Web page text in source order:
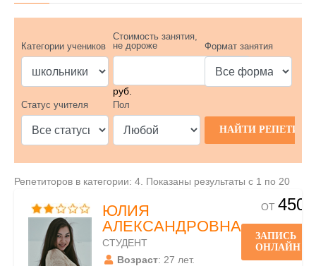
Категории учеников
Стоимость занятия,
не дороже
руб.
Формат занятия
Статус учителя Пол
Репетиторов в категории: 4. Показаны результаты с 1 по 20
ЮЛИЯ
АЛЕКСАНДРОВНА
СТУДЕНТ
Возраст: 27 лет.
ОТ 450
ЗАПИСЬ
ОНЛАЙН